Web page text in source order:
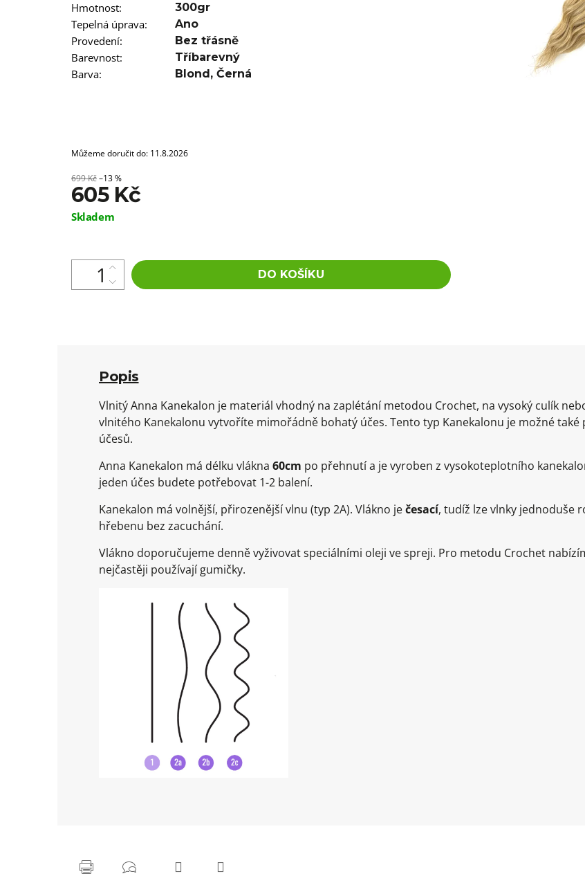
Hmotnost: 300gr
Tepelná úprava: Ano
Provedení: Bez třásně
Barevnost: Tříbarevný
Barva: Blond, Černá
Můžeme doručit do: 11.8.2026
699 Kč–13 %
605 Kč
Měrná
Skladem
DO KOŠÍKU
Popis
Vlnitý Anna Kanekalon je materiál vhodný na zaplétání metodou Crochet, na vysoký culík
vlnitého Kanekalonu vytvoříte mimořádně bohatý účes. Tento typ Kanekalonu je možné
účesů.
Anna Kanekalon má délku vlákna 60cm po přehnutí a je vyroben z vysokoteplotního
jeden účes budete potřebovat 1-2 balení.
Kanekalon má volnější, přirozenější vlnu (typ 2A). Vlákno ječesací, tudíž lze vlnky jednoduše
hřebenu bez zacuchání.
Vlákno doporučujeme denně vyživovat speciálními oleji ve spreji. Pro metodu Crochet
nejčastěji používají gumičky.